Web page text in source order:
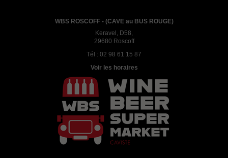
WBS ROSCOFF - (CAVE au BUS ROUGE)
Keravel, D58,
29680 Roscoff
Tél : 02 98 61 15 87
Voir les horaires